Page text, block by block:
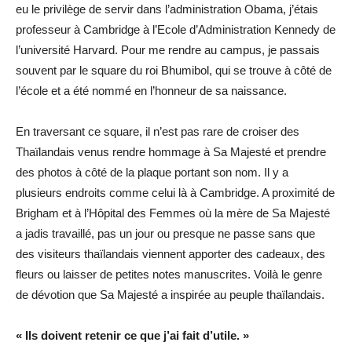
eu le privilège de servir dans l’administration Obama, j’étais
professeur à Cambridge à l’Ecole d’Administration Kennedy de
l’université Harvard. Pour me rendre au campus, je passais
souvent par le square du roi Bhumibol, qui se trouve à côté de
l’école et a été nommé en l’honneur de sa naissance.
En traversant ce square, il n’est pas rare de croiser des
Thaïlandais venus rendre hommage à Sa Majesté et prendre
des photos à côté de la plaque portant son nom. Il y a
plusieurs endroits comme celui là à Cambridge. A proximité de
Brigham et à l’Hôpital des Femmes où la mère de Sa Majesté
a jadis travaillé, pas un jour ou presque ne passe sans que
des visiteurs thaïlandais viennent apporter des cadeaux, des
fleurs ou laisser de petites notes manuscrites. Voilà le genre
de dévotion que Sa Majesté a inspirée au peuple thaïlandais.
« Ils doivent retenir ce que j’ai fait d’utile. »